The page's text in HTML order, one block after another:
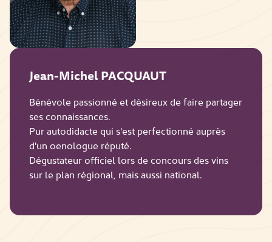
Jean-Michel PACQUAUT
Bénévole passionné et désireux de faire partager
ses connaissances.
Pur autodidacte qui s'est perfectionné auprès
d'un oenologue réputé.
Dégustateur officiel lors de concours des vins
sur le plan régional, mais aussi national.